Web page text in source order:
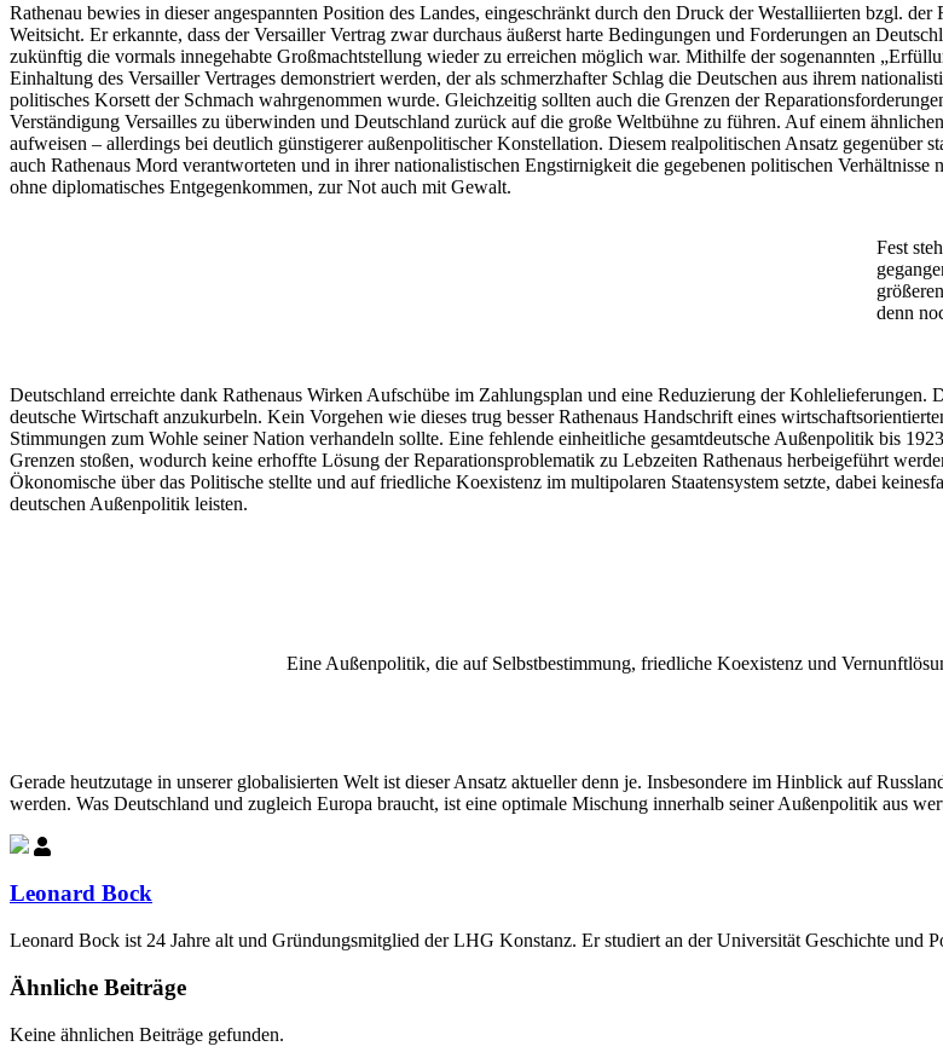
Rathenau bewies in dieser angespannten Position des Landes, eingeschränkt durch den Druck der Westalliierten bzgl.
Weitsicht. Er erkannte, dass der Versailler Vertrag zwar durchaus äußerst harte Bedingungen und Forderungen an
zukünftig die vormals innegehabte Großmachtstellung wieder zu erreichen möglich war. Mithilfe der sogenannten
Einhaltung des Versailler Vertrages demonstriert werden, der als schmerzhafter Schlag die Deutschen aus ihrem
politisches Korsett der Schmach wahrgenommen wurde. Gleichzeitig sollten auch die Grenzen der
Verständigung Versailles zu überwinden und Deutschland zurück auf die große Weltbühne zu führen. Auf einem
aufweisen – allerdings bei deutlich günstigerer außenpolitischer Konstellation. Diesem realpolitischen Ansatz gegenüber
auch Rathenaus Mord verantworteten und in ihrer nationalistischen Engstirnigkeit die gegebenen politischen
ohne diplomatisches Entgegenkommen, zur Not auch mit Gewalt.
Fest
denn
Deutschland erreichte dank Rathenaus Wirken Aufschübe im Zahlungsplan und eine Reduzierung der
deutsche Wirtschaft anzukurbeln. Kein Vorgehen wie dieses trug besser Rathenaus Handschrift eines
Stimmungen zum Wohle seiner Nation verhandeln sollte. Eine fehlende einheitliche gesamtdeutsche Außenpolitik bis
Grenzen stoßen, wodurch keine erhoffte Lösung der Reparationsproblematik zu Lebzeiten Rathenaus herbeigeführt
Ökonomische über das Politische stellte und auf friedliche Koexistenz im multipolaren Staatensystem setzte, dabei
deutschen Außenpolitik leisten.
Eine Außenpolitik, die auf Selbstbestimmung, friedliche Koexistenz und
Gerade heutzutage in unserer globalisierten Welt ist dieser Ansatz aktueller denn je. Insbesondere im Hinblick auf
werden. Was Deutschland und zugleich Europa braucht, ist eine optimale Mischung innerhalb seiner Außenpolitik aus
Leonard Bock
Leonard Bock ist 24 Jahre alt und Gründungsmitglied der LHG Konstanz. Er studiert an der Universität Geschichte und
Ähnliche Beiträge
Keine ähnlichen Beiträge gefunden.